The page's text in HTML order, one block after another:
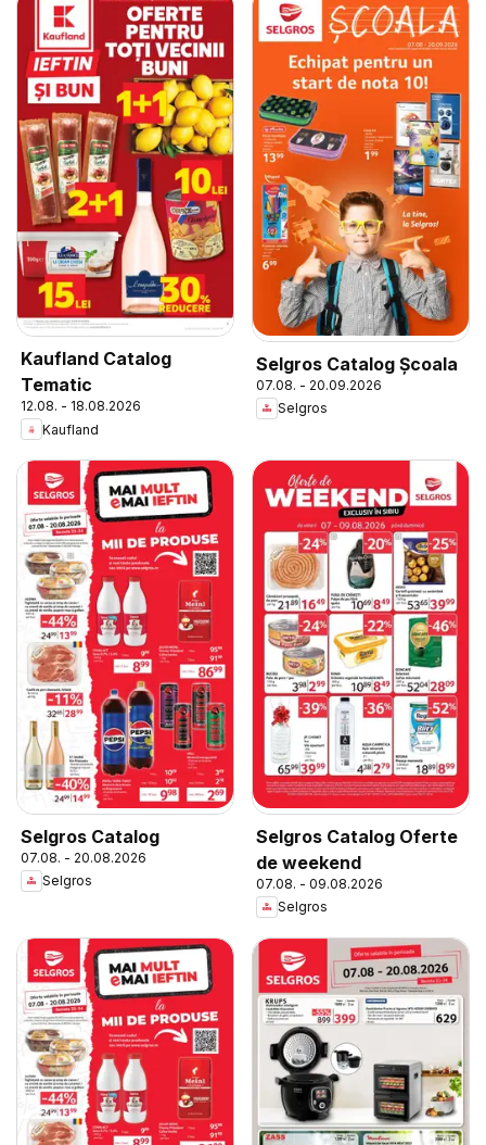
Kaufland Catalog
Tematic
12.08. - 18.08.2026
Kaufland
Selgros Catalog Şcoala
07.08. - 20.09.2026
Selgros
Selgros Catalog
07.08. - 20.08.2026
Selgros
Selgros Catalog Oferte
de weekend
07.08. - 09.08.2026
Selgros